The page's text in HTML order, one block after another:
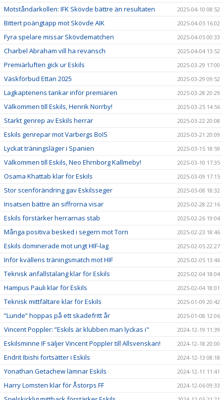
Motståndarkollen: IFK Skövde bättre än resultaten 2025-04-10 08:52
Bittert poängtapp mot Skövde AIK 2025-04-05 16:02
Fyra spelare missar Skövdematchen 2025-04-05 00:33
Charbel Abraham vill ha revansch 2025-04-04 13:52
Premiärluften gick ur Eskils 2025-03-29 17:00
Väskförbud Ettan 2025 2025-03-29 09:52
Lagkaptenens tankar inför premiären 2025-03-28 20:29
Välkommen till Eskils, Henrik Norrby! 2025-03-25 14:56
Starkt genrep av Eskils herrar 2025-03-22 20:08
Eskils genrepar mot Varbergs BoIS 2025-03-21 20:09
Lyckat träningsläger i Spanien 2025-03-15 18:59
Välkommen till Eskils, Neo Ehrnborg Kallmeby! 2025-03-10 17:35
Osama Khattab klar för Eskils 2025-03-09 17:15
Stor scenförändring gav Eskilsseger 2025-03-08 18:32
Insatsen bättre än siffrorna visar 2025-02-28 22:16
Eskils förstärker herrarnas stab 2025-02-26 19:04
Många positiva besked i segern mot Torn 2025-02-23 18:46
Eskils dominerade mot ungt HIF-lag 2025-02-05 22:27
Inför kvällens träningsmatch mot HIF 2025-02-05 13:46
Teknisk anfallstalang klar för Eskils 2025-02-04 18:04
Hampus Pauli klar för Eskils 2025-02-04 18:01
Teknisk mittfältare klar för Eskils 2025-01-09 20:42
”Lunde” hoppas på ett skadefritt år 2025-01-08 12:06
Vincent Poppler: ”Eskils är klubben man lyckas i" 2024-12-19 11:39
Eskilsminne IF säljer Vincent Poppler till Allsvenskan! 2024-12-18 20:00
Endrit Ibishi fortsätter i Eskils 2024-12-13 08:18
Yonathan Getachew lämnar Eskils 2024-12-11 11:41
Harry Lomsten klar för Åstorps FF 2024-12-06 09:33